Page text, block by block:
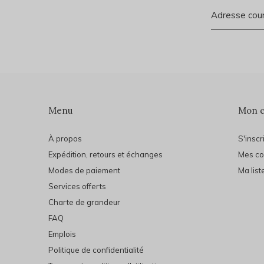
Menu
À propos
Expédition, retours et échanges
Modes de paiement
Services offerts
Charte de grandeur
FAQ
Emplois
Politique de confidentialité
Mon
Mes
Ma